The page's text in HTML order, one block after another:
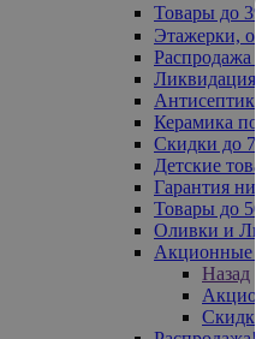
Товары до
Этажерки,
Распродажа
Ликвидация
Антисептики
Керамика
Скидки до
Детские
Гарантия
Товары до
Оливки и
Акционные
Назад